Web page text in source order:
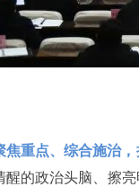
焦重点、综合施治
醒的政治头脑、擦